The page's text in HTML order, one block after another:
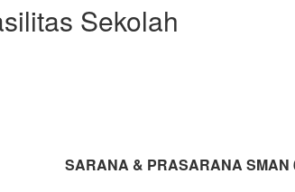
Murid SMAN 64 Jaka...
Melalui Prestasi...
Sekolah
SARANA & PRASARANA SMAN